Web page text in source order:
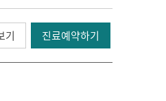
기 진료예약하기